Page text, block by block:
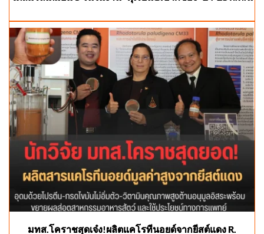
มทส.โคราชสุดเจ๋ง!ผลิตแคโรทีนอยด์จากยีสต์แดง R.